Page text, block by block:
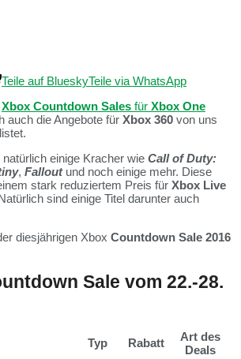
Teile auf BlueskyTeile via WhatsApp
Xbox Countdown Sales für Xbox One
auch die Angebote für Xbox 360 von uns
einige Kracher wie Call of Duty:
, Fallout und noch einige mehr. Diese
stark reduziertem Preis für Xbox Live
sind einige Titel darunter auch
diesjährigen Xbox Countdown Sale 2016
Sale vom 22.-28.
Typ Rabatt
Art des
Deals